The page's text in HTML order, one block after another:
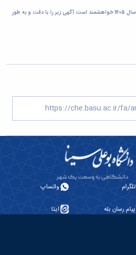
دوم آزمون نیمه متمرکز دوره دکتری سال 1405 خواهشمند است آگهی زیر را با دقت و به طور
تلگرام واتساپ
پیام رسان بله ایتا